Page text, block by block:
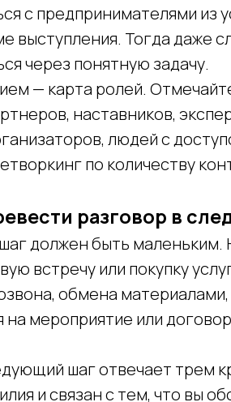
с предпринимателями из
выступления. Тогда даже
через понятную задачу.
— карта ролей.
наставников,
людей с
по количеству
разговор в
должен быть маленьким.
встречу или покупку
обмена
на мероприятие или
шаг отвечает трем
и связан с тем, что вы